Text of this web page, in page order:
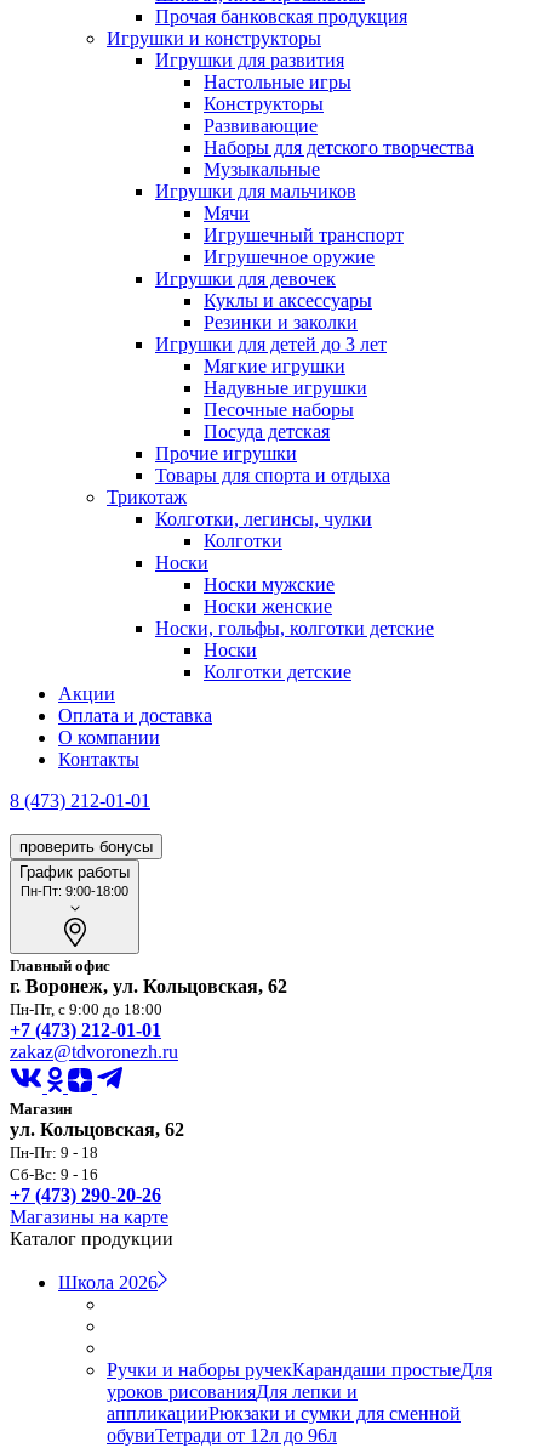
Прочая банковская продукция
Игрушки и конструкторы
Игрушки для развития
Настольные игры
Конструкторы
Развивающие
Наборы для детского творчества
Музыкальные
Игрушки для мальчиков
Мячи
Игрушечный транспорт
Игрушечное оружие
Игрушки для девочек
Куклы и аксессуары
Резинки и заколки
Игрушки для детей до 3 лет
Мягкие игрушки
Надувные игрушки
Песочные наборы
Посуда детская
Прочие игрушки
Товары для спорта и отдыха
Трикотаж
Колготки, легинсы, чулки
Колготки
Носки
Носки мужские
Носки женские
Носки, гольфы, колготки детские
Носки
Колготки детские
Акции
Оплата и доставка
О компании
Контакты
8 (473) 212-01-01
проверить бонусы
График работы
Пн-Пт: 9:00-18:00
Главный офис
г. Воронеж, ул. Кольцовская, 62
Пн-Пт, с 9:00 до 18:00
+7 (473) 212-01-01
zakaz@tdvoronezh.ru
Магазин
ул. Кольцовская, 62
Пн-Пт: 9 - 18
Сб-Вс: 9 - 16
+7 (473) 290-20-26
Магазины на карте
Каталог продукции
Школа 2026
Ручки и наборы ручекКарандаши простыеДля
уроков рисованияДля лепки и
аппликацииРюкзаки и сумки для сменной
обувиТетради от 12л до 96л